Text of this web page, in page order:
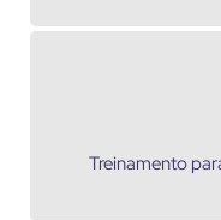
Treinamento